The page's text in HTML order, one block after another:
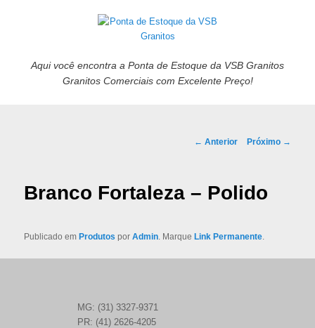
Aqui você encontra a Ponta de Estoque da VSB Granitos
Granitos Comerciais com Excelente Preço!
Navegação de posts
← Anterior Próximo →
Branco Fortaleza – Polido
Publicado em Produtos porAdmin. Marque Link Permanente.
MG: (31) 3327-9371
PR: (41) 2626-4205